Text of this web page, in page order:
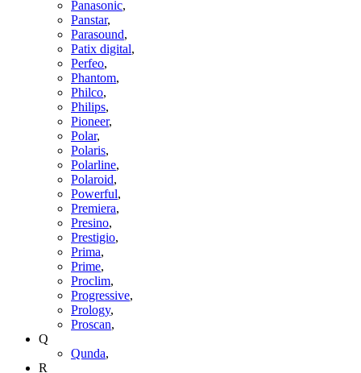
Panasonic,
Panstar,
Parasound,
Patix digital,
Perfeo,
Phantom,
Philco,
Philips,
Pioneer,
Polar,
Polaris,
Polarline,
Polaroid,
Powerful,
Premiera,
Presino,
Prestigio,
Prima,
Prime,
Proclim,
Progressive,
Prology,
Proscan,
Q
Qunda,
R